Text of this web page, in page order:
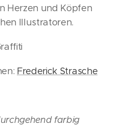
Herzen und Köpfen
Illustratoren.
Frederick Strasche
farbig